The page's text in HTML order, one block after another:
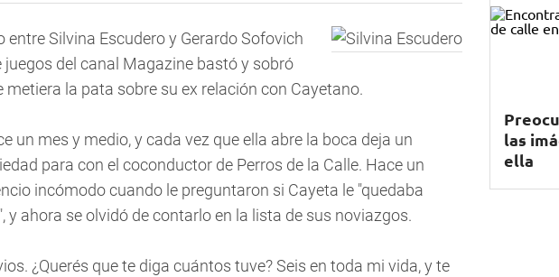
entre Silvina Escudero y Gerardo Sofovich
juegos del canal Magazine bastó y sobró
metiera la pata sobre su ex relación con Cayetano.
un mes y medio, y cada vez que ella abre la boca deja un
para con el coconductor de Perros de la Calle. Hace un
incómodo cuando le preguntaron si Cayeta le "quedaba
y ahora se olvidó de contarlo en la lista de sus noviazgos.
¿Querés que te diga cuántos tuve? Seis en toda mi vida, y te
las
ella